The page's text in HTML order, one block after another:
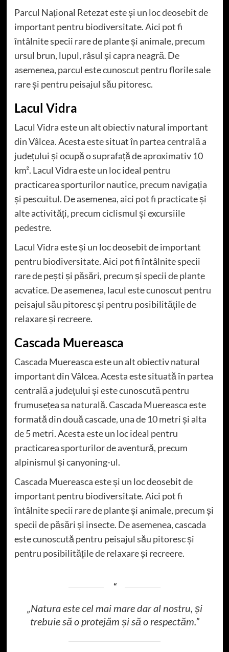
Parcul Național Retezat este și un loc deosebit de
important pentru biodiversitate. Aici pot fi
întâlnite specii rare de plante și animale, precum
ursul brun, lupul, râsul și capra neagră. De
asemenea, parcul este cunoscut pentru florile sale
rare și pentru peisajul său pitoresc.
Lacul Vidra
Lacul Vidra este un alt obiectiv natural important
din Vâlcea. Acesta este situat în partea centrală a
județului și ocupă o suprafață de aproximativ 10
km². Lacul Vidra este un loc ideal pentru
practicarea sporturilor nautice, precum navigația
și pescuitul. De asemenea, aici pot fi practicate și
alte activități, precum ciclismul și excursiile
pedestre.
Lacul Vidra este și un loc deosebit de important
pentru biodiversitate. Aici pot fi întâlnite specii
rare de pești și păsări, precum și specii de plante
acvatice. De asemenea, lacul este cunoscut pentru
peisajul său pitoresc și pentru posibilitățile de
relaxare și recreere.
Cascada Muereasca
Cascada Muereasca este un alt obiectiv natural
important din Vâlcea. Acesta este situată în partea
centrală a județului și este cunoscută pentru
frumusețea sa naturală. Cascada Muereasca este
formată din două cascade, una de 10 metri și alta
de 5 metri. Acesta este un loc ideal pentru
practicarea sporturilor de aventură, precum
alpinismul și canyoning-ul.
Cascada Muereasca este și un loc deosebit de
important pentru biodiversitate. Aici pot fi
întâlnite specii rare de plante și animale, precum și
specii de păsări și insecte. De asemenea, cascada
este cunoscută pentru peisajul său pitoresc și
pentru posibilitățile de relaxare și recreere.
„Natura este cel mai mare dar al nostru, și
trebuie să o protejăm și să o respectăm.”